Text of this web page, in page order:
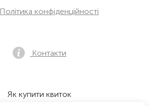
Політика конфіденційності
Контакти
Як купити квиток